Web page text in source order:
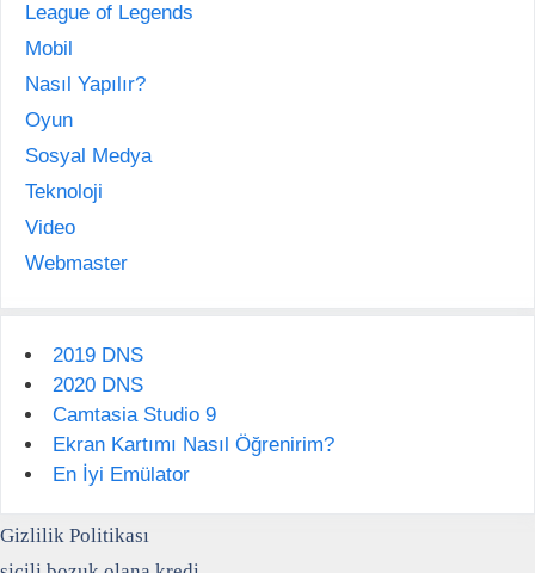
League of Legends
Mobil
Nasıl Yapılır?
Oyun
Sosyal Medya
Teknoloji
Video
Webmaster
2019 DNS
2020 DNS
Camtasia Studio 9
Ekran Kartımı Nasıl Öğrenirim?
En İyi Emülator
Gizlilik Politikası